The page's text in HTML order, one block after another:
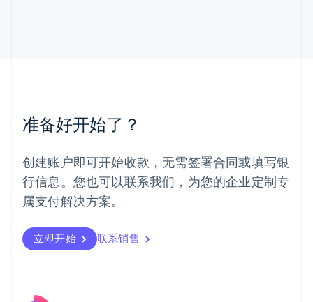
准备好开始了？
创建账户即可开始收款，无需签署合同或填写银
行信息。您也可以联系我们，为您的企业定制专
属支付解决方案。
立即开始 联系销售
墨西哥
EspañolEnglish
English
葡萄牙
PortuguêsEnglish
日本
瑞典
Svenska English
瑞士
English